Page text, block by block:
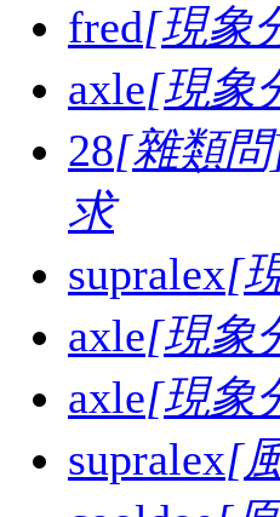
fred[現象
axle[現象
28[雜類
求
supralex[
axle[現象
axle[現象
supralex[